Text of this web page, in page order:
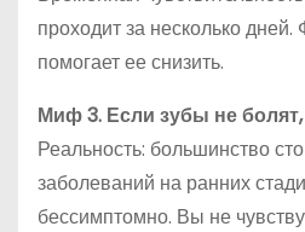
проходит за несколько
помогает ее снизить.
Миф 3. Если зубы не
Реальность: большинство
заболеваний на ранних
бессимптомно. Вы не